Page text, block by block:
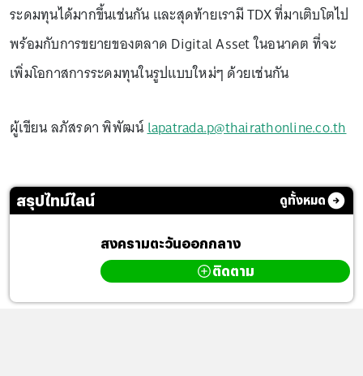
ระดมทุนได้มากขึ้นเช่นกัน และสุดท้ายเรามี TDX ที่มาเติบโตไป
พร้อมกับการขยายของตลาด Digital Asset ในอนาคต ที่จะ
เพิ่มโอกาสการระดมทุนในรูปแบบใหม่ๆ ด้วยเช่นกัน
ผู้เขียน ลภัสรดา พิพัฒน์lapatrada.p@thairathonline.co.th
สรุปไทม์ไลน์ ดูทั้งหมด
สงครามตะวันออกกลาง
ติดตาม